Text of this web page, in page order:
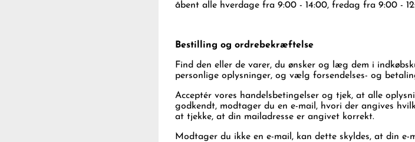
åbent alle hverdage fra 9:00 - 14:00, fredag fra 9:00 -
Bestilling og ordrebekræftelse
Find den eller de varer, du ønsker og læg dem i
personlige oplysninger, og vælg forsendelses- og
Acceptér vores handelsbetingelser og tjek, at alle
godkendt, modtager du en e-mail, hvori der angives
at tjekke, at din mailadresse er angivet korrekt.
Modtager du ikke en e-mail, kan dette skyldes, at din